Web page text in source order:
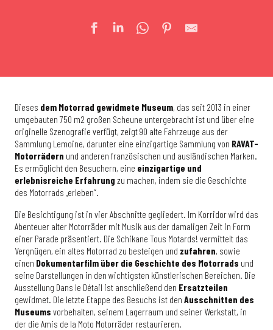
Dieses dem Motorrad gewidmete Museum, das seit 2013 in einer
umgebauten 750 m2 großen Scheune untergebracht ist und über eine
originelle Szenografie verfügt, zeigt 90 alte Fahrzeuge aus der
Sammlung Lemoine, darunter eine einzigartige Sammlung von RAVAT-
Motorrädern und anderen französischen und ausländischen Marken.
Es ermöglicht den Besuchern, eine einzigartige und
erlebnisreiche Erfahrung zu machen, indem sie die Geschichte
des Motorrads „erleben“.
Die Besichtigung ist in vier Abschnitte gegliedert. Im Korridor wird das
Abenteuer alter Motorräder mit Musik aus der damaligen Zeit in Form
einer Parade präsentiert. Die Schikane Tous Motards! vermittelt das
Vergnügen, ein altes Motorrad zu besteigen und zufahren, sowie
einen Dokumentarfilm über die Geschichte des Motorrads und
seine Darstellungen in den wichtigsten künstlerischen Bereichen. Die
Ausstellung Dans le Détail ist anschließend den Ersatzteilen
gewidmet. Die letzte Etappe des Besuchs ist den Ausschnitten des
Museums vorbehalten, seinem Lagerraum und seiner Werkstatt, in
der die Amis de la Moto Motorräder restaurieren.